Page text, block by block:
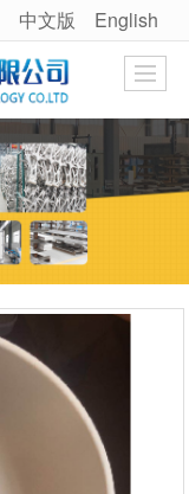
很遗憾，因您的浏览器版本过低导致无法获得最佳浏览体验，推荐下载安装谷歌浏览器！
中文版 English